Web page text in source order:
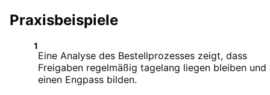
Praxisbeispiele
1
Eine Analyse des Bestellprozesses zeigt, dass
Freigaben regelmäßig tagelang liegen bleiben und
einen Engpass bilden.